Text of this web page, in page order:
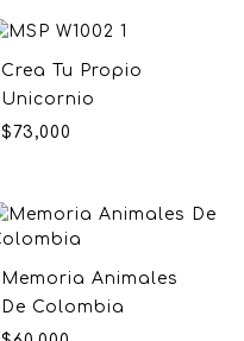
Crea Tu Propio
Unicornio
$ 73,000
Memoria Animales
De Colombia